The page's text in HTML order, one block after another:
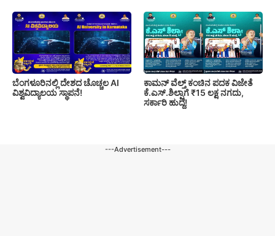
ಬೆಂಗಳೂರಿನಲ್ಲಿ ದೇಶದ ಚೊಚ್ಚಲ AI
ವಿಶ್ವವಿದ್ಯಾಲಯ ಸ್ಥಾಪನೆ!
ಕಾಮನ್ ವೆಲ್ತ್ ಕಂಚಿನ ಪದಕ ವಿಜೇತೆ
ಕೆ.ಎಸ್.ಶಿಲ್ಪಾಗೆ ₹15 ಲಕ್ಷ ನಗದು,
ಸರ್ಕಾರಿ ಹುದ್ದೆ!
---Advertisement---